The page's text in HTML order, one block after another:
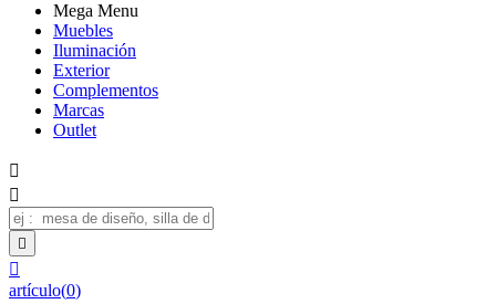
Mega Menu
Muebles
Iluminación
Exterior
Complementos
Marcas
Outlet




artículo(0)